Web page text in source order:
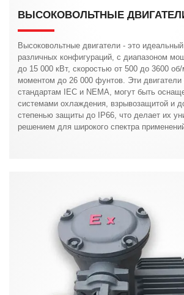
ВЫСОКОВОЛЬТНЫЕ
Высоковольтные двигатели - это
различных конфигураций, с диапазоном
до 15 000 кВт, скоростью от 500 до 3600
моментом до 26 000 фунтов. Эти двигатели
стандартам IEC и NEMA, могут быть
системами охлаждения, взрывозащитой и
степенью защиты до IP66, что делает их
решением для широкого спектра